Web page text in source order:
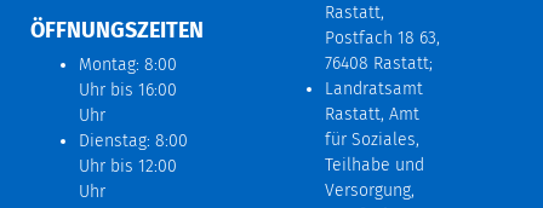
ÖFFNUNGSZEITEN
Montag: 8:00
Uhr bis 16:00
Uhr
Dienstag: 8:00
Uhr bis 12:00
Uhr
Rastatt,
Postfach 18 63,
76408 Rastatt;
Landratsamt
Rastatt, Amt
für Soziales,
Teilhabe und
Versorgung,